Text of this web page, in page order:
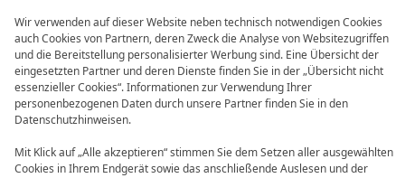
Wir verwenden auf dieser Website neben technisch notwendigen Cookies
auch Cookies von Partnern, deren Zweck die Analyse von Websitezugriffen
und die Bereitstellung personalisierter Werbung sind. Eine Übersicht der
eingesetzten Partner und deren Dienste finden Sie in der „Übersicht nicht
essenzieller Cookies“. Informationen zur Verwendung Ihrer
personenbezogenen Daten durch unsere Partner finden Sie in den
Datenschutzhinweisen.
Mit Klick auf „Alle akzeptieren“ stimmen Sie dem Setzen aller ausgewählten
Cookies in Ihrem Endgerät sowie das anschließende Auslesen und der
AGB Datenschutz
Datenschutz­
einstellungen
Barrierefreiheit Impressum